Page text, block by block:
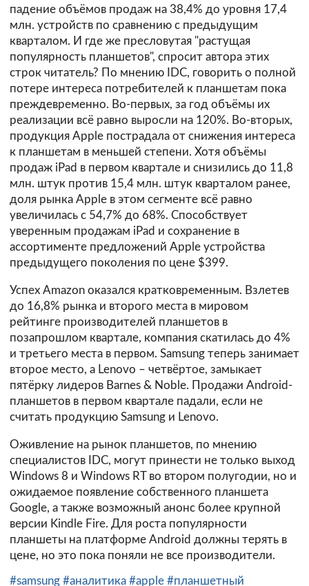
падение объёмов продаж на 38,4% до уровня 17,4
млн. устройств по сравнению с предыдущим
кварталом. И где же пресловутая "растущая
популярность планшетов", спросит автора этих
строк читатель? По мнению IDC, говорить о полной
потере интереса потребителей к планшетам пока
преждевременно. Во-первых, за год объёмы их
реализации всё равно выросли на 120%. Во-вторых,
продукция Apple пострадала от снижения интереса
к планшетам в меньшей степени. Хотя объёмы
продаж iPad в первом квартале и снизились до 11,8
млн. штук против 15,4 млн. штук кварталом ранее,
доля рынка Apple в этом сегменте всё равно
увеличилась с 54,7% до 68%. Способствует
уверенным продажам iPad и сохранение в
ассортименте предложений Apple устройства
предыдущего поколения по цене $399.
Успех Amazon оказался кратковременным. Взлетев
до 16,8% рынка и второго места в мировом
рейтинге производителей планшетов в
позапрошлом квартале, компания скатилась до 4%
и третьего места в первом. Samsung теперь занимает
второе место, а Lenovo – четвёртое, замыкает
пятёрку лидеров Barnes & Noble. Продажи Android-
планшетов в первом квартале падали, если не
считать продукцию Samsung и Lenovo.
Оживление на рынок планшетов, по мнению
специалистов IDC, могут принести не только выход
Windows 8 и Windows RT во втором полугодии, но и
ожидаемое появление собственного планшета
Google, а также возможный анонс более крупной
версии Kindle Fire. Для роста популярности
планшеты на платформе Android должны терять в
цене, но это пока поняли не все производители.
#samsung #аналитика #apple #планшетный